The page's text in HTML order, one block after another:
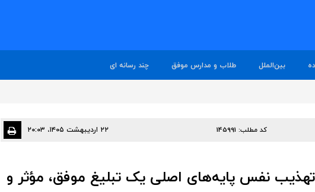
بین‌الملل طلاب و مدارس موفق چند رسانه ای
کد مطلب: 145991 ۲۲ اردیبهشت ۱۴۰۵، ۲۰:۰۳
نفس پایه‌های اصلی یک تبلیغ موفق، مؤثر و